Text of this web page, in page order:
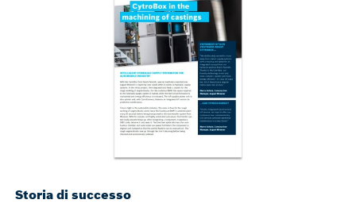
Storia di successo